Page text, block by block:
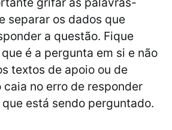
separar os dados que
a questão. Fique
é a pergunta em si e não
textos de apoio ou de
caia no erro de responder
está sendo perguntado.